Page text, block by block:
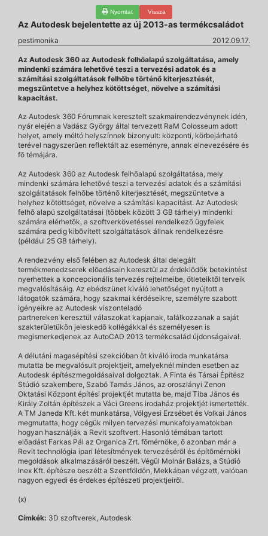
Nyomtat Vissza
Az Autodesk bejelentette az új 2013-as termékcsaládot
pestimonika 2012.09.17.
Az Autodesk 360 az Autodesk felhőalapú szolgáltatása, amely
mindenki számára lehetővé teszi a tervezési adatok és a
számítási szolgáltatások felhőbe történő kiterjesztését,
megszüntetve a helyhez kötöttséget, növelve a számítási
kapacitást.
Az Autodesk 360 Fórumnak keresztelt szakmairendezvénynek idén,
nyár elején a Vadász György által tervezett RaM Colosseum adott
helyet, amely méltó helyszínnek bizonyult: központi, körbejárható
terével nagyszerûen reflektált az eseményre, annak elnevezésére és
fõ témájára.
Az Autodesk 360 az Autodesk felhõalapú szolgáltatása, mely
mindenki számára lehetõvé teszi a tervezési adatok és a számítási
szolgáltatások felhõbe történõ kiterjesztését, megszüntetve a
helyhez kötöttséget, növelve a számítási kapacitást. Az Autodesk
felhõ alapú szolgáltatásai (többek között 3 GB tárhely) mindenki
számára elérhetõk, a szoftverkövetéssel rendelkezõ ügyfelek
számára pedig kibõvített szolgáltatások állnak rendelkezésre
(például 25 GB tárhely).
A rendezvény elsõ felében az Autodesk által delegált
termékmenedzserek elõadásain keresztül az érdeklõdõk betekintést
nyerhettek a koncepcionális tervezés rejtelmeibe, ötleteiktõl terveik
megvalósításáig. Az ebédszünet kiváló lehetõséget nyújtott a
látogatók számára, hogy szakmai kérdéseikre, személyre szabott
igényeikre az Autodesk viszonteladó
partnereken keresztül válaszokat kapjanak, találkozzanak a saját
szakterületükön jeleskedõ kollégákkal és személyesen is
megismerkedjenek az AutoCAD 2013 termékcsalád újdonságaival.
A délutáni magasépítési szekcióban öt kiváló iroda munkatársa
mutatta be megvalósult projektjeit, amelyeknél minden esetben az
Autodesk építészmegoldásaival dolgoztak. A Finta és Társai Építész
Stúdió szakembere, Szabó Tamás János, az oroszlányi Zenon
Oktatási Központ építési projektjét mutatta be, majd Tiba János és
Király Zoltán építészek a Váci Greens irodaház projektjét ismertették.
A TM Janeda Kft. két munkatársa, Völgyesi Erzsébet és Volkai János
megmutatta, hogy cégük milyen tervezési munkafolyamatokban
hogyan használják a Revit szoftvert. Hasonló témában tartott
elõadást Farkas Pál az Organica Zrt. fõmérnöke, õ azonban már a
Revit technológia ipari létesítmények tervezésérõl és építõmérnöki
megoldások alkalmazásáról beszélt. Végül Molnár Balázs, a Stúdió
Inex Kft. építésze beszélt a Szentföldön, Mekkában végzett, valóban
nagyon egyedi és érdekes építészeti projektjeirõl.
(x)
Címkék: 3D szoftverek, Autodesk